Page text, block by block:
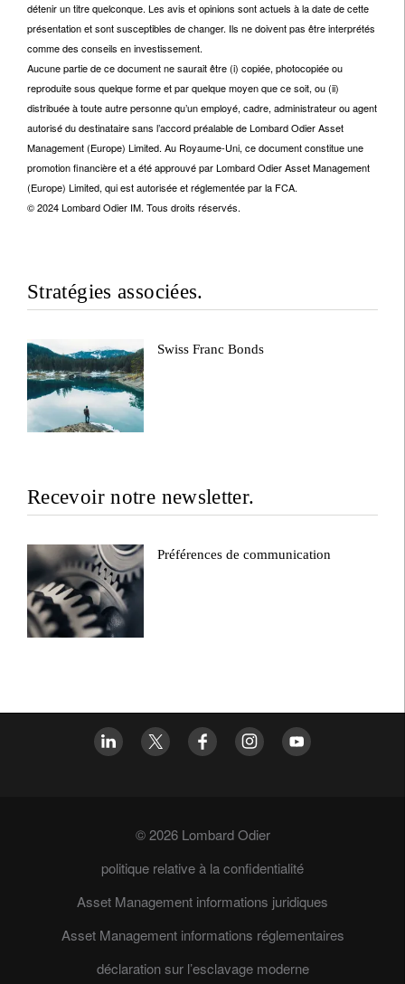
détenir un titre quelconque. Les avis et opinions sont actuels à la date de cette
présentation et sont susceptibles de changer. Ils ne doivent pas être interprétés
comme des conseils en investissement.
Aucune partie de ce document ne saurait être (i) copiée, photocopiée ou
reproduite sous quelque forme et par quelque moyen que ce soit, ou (ii)
distribuée à toute autre personne qu’un employé, cadre, administrateur ou agent
autorisé du destinataire sans l’accord préalable de Lombard Odier Asset
Management (Europe) Limited. Au Royaume-Uni, ce document constitue une
promotion financière et a été approuvé par Lombard Odier Asset Management
(Europe) Limited, qui est autorisée et réglementée par la FCA.
© 2024 Lombard Odier IM. Tous droits réservés.
Stratégies associées.
Swiss Franc Bonds
Recevoir notre newsletter.
Préférences de communication
© 2026 Lombard Odier
politique relative à la confidentialité
Asset Management informations juridiques
Asset Management informations réglementaires
déclaration sur l’esclavage moderne